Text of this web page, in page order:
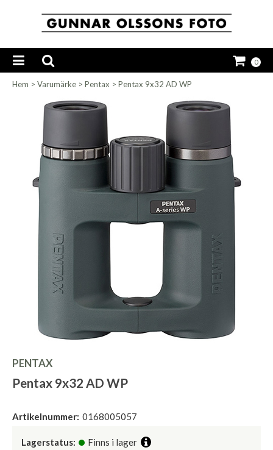
0
Hem > Varumärke > Pentax > Pentax 9x32 AD WP
PENTAX
Pentax 9x32 AD WP
Artikelnummer: 0168005057
Lagerstatus: Finns i lager